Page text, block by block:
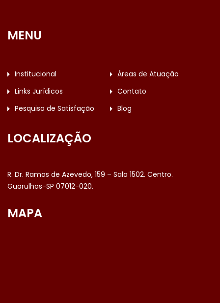
MENU
Institucional
Áreas de Atuação
Links Jurídicos
Contato
Pesquisa de Satisfação
Blog
LOCALIZAÇÃO
R. Dr. Ramos de Azevedo, 159 – Sala 1502. Centro.
Guarulhos-SP 07012-020.
MAPA